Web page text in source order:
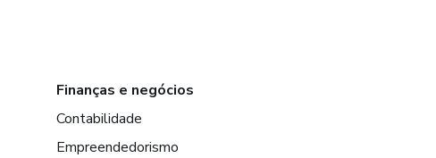
Finanças e negócios
Contabilidade
Empreendedorismo